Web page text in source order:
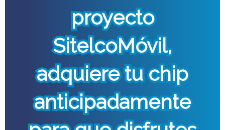
proyecto
SitelcoMóvil,
adquiere tu chip
anticipadamente